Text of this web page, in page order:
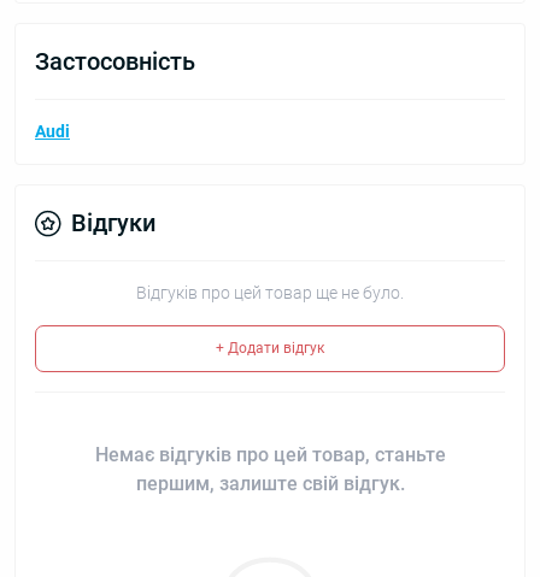
Застосовність
Audi
Відгуки
Відгуків про цей товар ще не було.
+ Додати відгук
Немає відгуків про цей товар, станьте
першим, залиште свій відгук.